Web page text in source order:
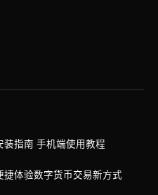
装指南 手机端使用教程
捷体验数字货币交易新方式